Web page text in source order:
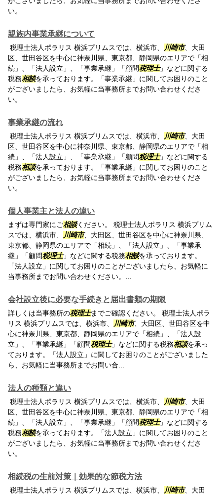
い。
親族内事業承継について
税理士法人ポラリス 横浜プリムスでは、横浜市、 川崎市、大田
区、世田谷区を中心に神奈川県、東京都、静岡県のエリアで「相
続」、「法人設立」、「事業承継」「顧問税理士」などに関する
税務相談を承っております。「事業承継」に関してお困りのこと
がございましたら、お気軽に当事務所までお問い合わせくださ
い。
事業承継の流れ
税理士法人ポラリス 横浜プリムスでは、横浜市、 川崎市、大田
区、世田谷区を中心に神奈川県、東京都、静岡県のエリアで「相
続」、「法人設立」、「事業承継」「顧問税理士」などに関する
税務相談を承っております。「事業承継」に関してお困りのこと
がございましたら、お気軽に当事務所までお問い合わせくださ
い。
個人事業主と法人の違い
まずは専門家にご相談ください。 税理士法人ポラリス 横浜プリム
スでは、横浜市、
川崎市、大田区、世田谷区を中心に神奈川県、
東京都、静岡県のエリアで「相続」、「法人設立」、「事業承
継」「顧問税理士」などに関する税務相談を承っております。
「法人設立」に関してお困りのことがございましたら、お気軽に
当事務所までお問い合わせください。...
会社設立後に必要な手続きと届出書類の期限
詳しくは当事務所の税理士までご確認ください。 税理士法人ポラ
リス 横浜プリムスでは、横浜市、
川崎市、大田区、世田谷区を中
心に神奈川県、東京都、静岡県のエリアで「相続」、「法人設
立」、「事業承継」「顧問税理士」などに関する税務相談を承っ
ております。「法人設立」に関してお困りのことがございました
ら、お気軽に当事務所までお問い合...
法人の種類と違い
税理士法人ポラリス 横浜プリムスでは、横浜市、 川崎市、大田
区、世田谷区を中心に神奈川県、東京都、静岡県のエリアで「相
続」、「法人設立」、「事業承継」「顧問税理士」などに関する
税務相談を承っております。「法人設立」に関してお困りのこと
がございましたら、お気軽に当事務所までお問い合わせくださ
い。
相続税の生前対策｜効果的な節税方法
税理士法人ポラリス 横浜プリムスでは、横浜市、 川崎市、大田